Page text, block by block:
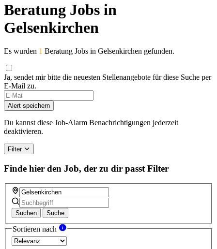
Beratung Jobs in
Gelsenkirchen
Es wurden 1 Beratung Jobs in Gelsenkirchen gefunden.
Ja, sendet mir bitte die neuesten Stellenangebote für diese Suche per
E-Mail zu.
Alert speichern
Du kannst diese Job-Alarm Benachrichtigungen jederzeit
deaktivieren.
Filter
Finde hier den Job, der zu dir passt Filter
Suchen Suche
Sortieren nach